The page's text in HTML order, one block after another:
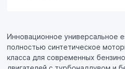
Инновационное универсальное
полностью синтетическое
класса для современных